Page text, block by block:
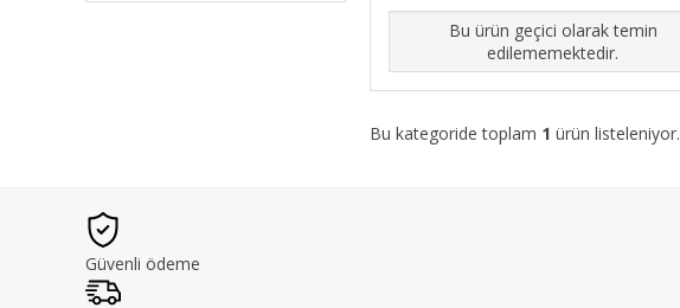
Bu ürün geçici olarak temin
edilememektedir.
Bu kategoride toplam 1 ürün listeleniyor.
Güvenli ödeme